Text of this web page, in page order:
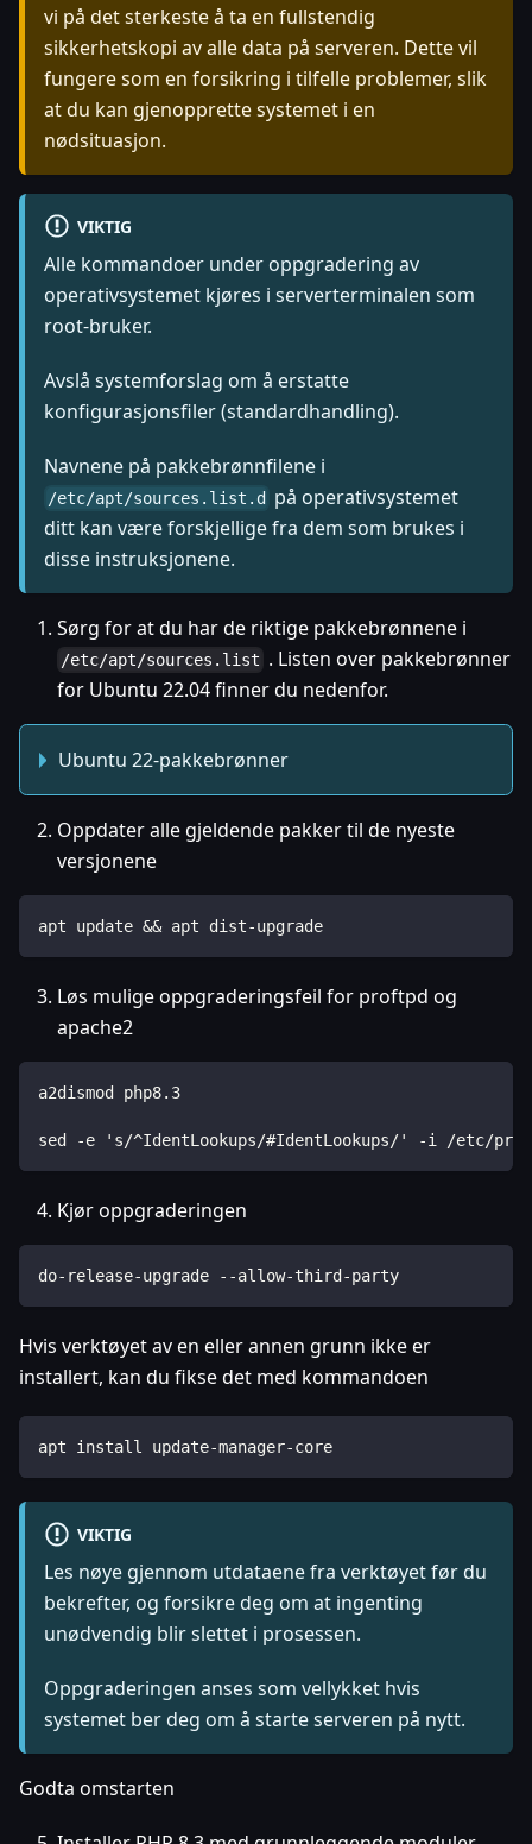
vi på det sterkeste å ta en fullstendig
sikkerhetskopi av alle data på serveren. Dette vil
fungere som en forsikring i tilfelle problemer, slik
at du kan gjenopprette systemet i en
nødsituasjon.
VIKTIG
Alle kommandoer under oppgradering av
operativsystemet kjøres i serverterminalen som
root-bruker.
Avslå systemforslag om å erstatte
konfigurasjonsfiler (standardhandling).
Navnene på pakkebrønnfilene i
/etc/apt/sources.list.d
på operativsystemet
ditt kan være forskjellige fra dem som brukes i
disse instruksjonene.
Sørg for at du har de riktige pakkebrønnene i
/etc/apt/sources.list . Listen over pakkebrønner
for Ubuntu 22.04 finner du nedenfor.
Ubuntu 22-pakkebrønner
Oppdater alle gjeldende pakker til de nyeste
versjonene
apt update && apt dist-upgrade
Løs mulige oppgraderingsfeil for proftpd og
apache2
a2dismod php8.3
sed -e 's/^IdentLookups/#IdentLookups/' -i /etc/
Kjør oppgraderingen
do-release-upgrade --allow-third-party
Hvis verktøyet av en eller annen grunn ikke er
installert, kan du fikse det med kommandoen
apt install update-manager-core
VIKTIG
Les nøye gjennom utdataene fra verktøyet før du
bekrefter, og forsikre deg om at ingenting
unødvendig blir slettet i prosessen.
Oppgraderingen anses som vellykket hvis
systemet ber deg om å starte serveren på nytt.
Godta omstarten